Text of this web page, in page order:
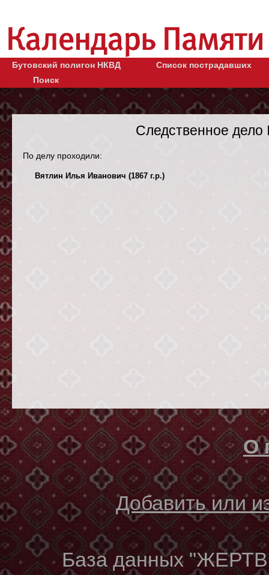
Бутовский полигон НКВД
Список пострадавших
Поиск
Следственное
По делу проходили:
Вятлин Илья Иванович (1867 г.р.)
О
Добавить или
База данных